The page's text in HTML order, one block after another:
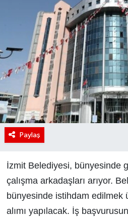
Paylaş
İzmit Belediyesi, bünyesinde
çalışma arkadaşları arıyor.
bünyesinde istihdam edilmek
alımı yapılacak. İş